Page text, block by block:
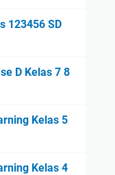
123456 SD
D Kelas 7 8
Kelas 5
Kelas 4